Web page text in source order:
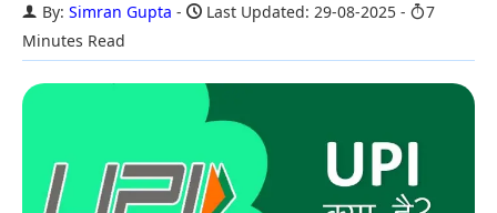
By: Simran Gupta Last Updated: 29-08-2025
7
Minutes Read